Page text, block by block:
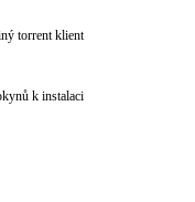
torrent klient
k instalaci